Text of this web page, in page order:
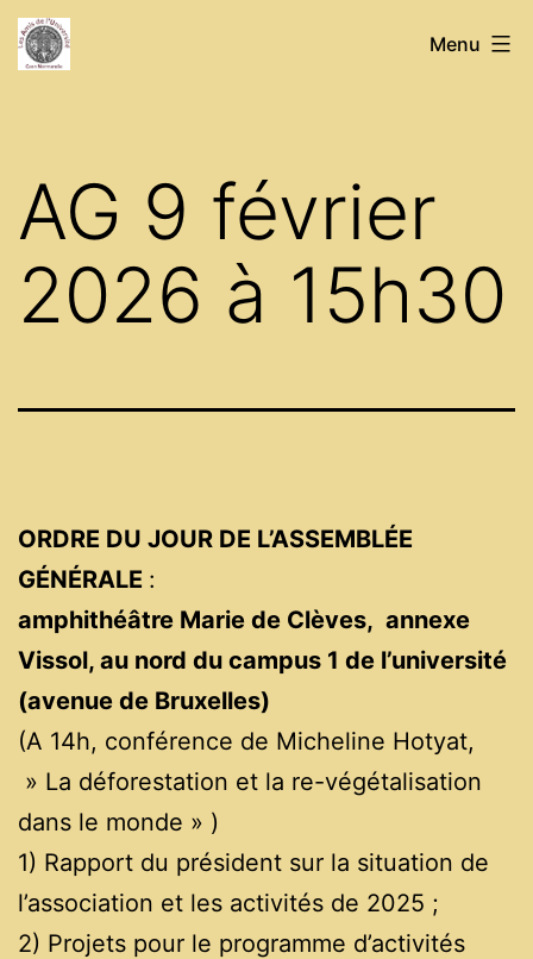
Aller
auAssociation
l'université
de
Caen
Normandie
Menu
AG 9 février
2026 à 15h30
ORDRE DU JOUR DE L’ASSEMBLÉE
GÉNÉRALE :
amphithéâtre Marie de Clèves, annexe
Vissol, au nord du campus 1 de l’université
(avenue de Bruxelles)
(A 14h, conférence de Micheline Hotyat,
» La déforestation et la re-végétalisation
dans le monde » )
1) Rapport du président sur la situation de
l’association et les activités de 2025 ;
2) Projets pour le programme d’activités